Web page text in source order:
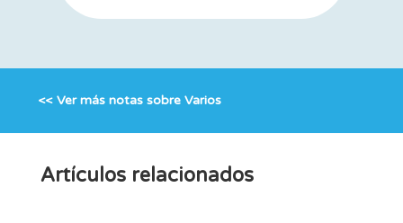
<< Ver más notas sobre Varios
Artículos relacionados